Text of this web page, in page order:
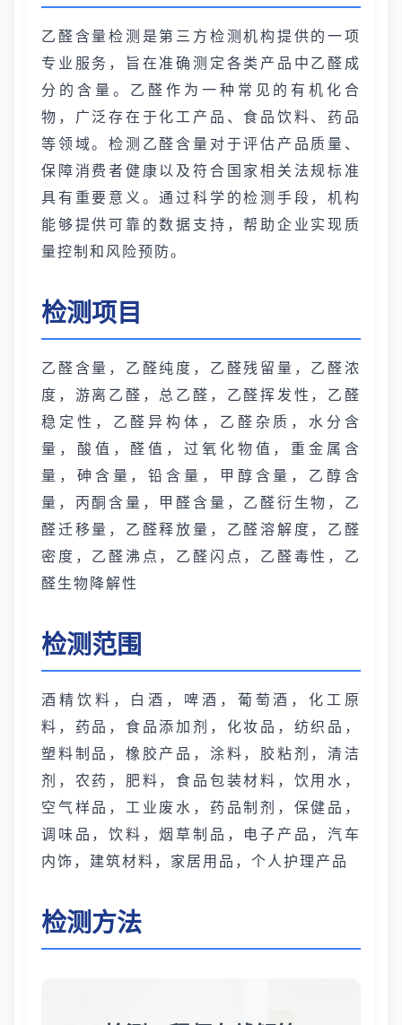
乙醛含量检测是第三方检测机构提供的一项
专业服务，旨在准确测定各类产品中乙醛成
分的含量。乙醛作为一种常见的有机化合
物，广泛存在于化工产品、食品饮料、药品
等领域。检测乙醛含量对于评估产品质量、
保障消费者健康以及符合国家相关法规标准
具有重要意义。通过科学的检测手段，机构
能够提供可靠的数据支持，帮助企业实现质
量控制和风险预防。
检测项目
乙醛含量，乙醛纯度，乙醛残留量，乙醛浓
度，游离乙醛，总乙醛，乙醛挥发性，乙醛
稳定性，乙醛异构体，乙醛杂质，水分含
量，酸值，醛值，过氧化物值，重金属含
量，砷含量，铅含量，甲醇含量，乙醇含
量，丙酮含量，甲醛含量，乙醛衍生物，乙
醛迁移量，乙醛释放量，乙醛溶解度，乙醛
密度，乙醛沸点，乙醛闪点，乙醛毒性，乙
醛生物降解性
检测范围
酒精饮料，白酒，啤酒，葡萄酒，化工原
料，药品，食品添加剂，化妆品，纺织品，
塑料制品，橡胶产品，涂料，胶粘剂，清洁
剂，农药，肥料，食品包装材料，饮用水，
空气样品，工业废水，药品制剂，保健品，
调味品，饮料，烟草制品，电子产品，汽车
内饰，建筑材料，家居用品，个人护理产品
检测方法